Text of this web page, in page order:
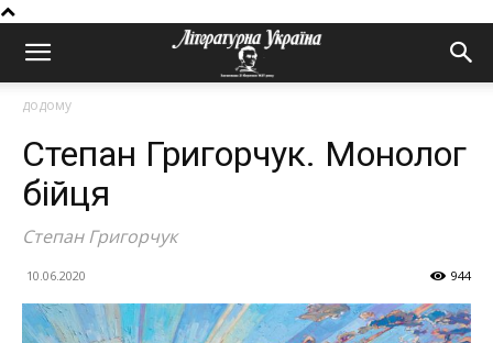
додому
Степан Григорчук. Монолог
бійця
Степан Григорчук
10.06.2020 944